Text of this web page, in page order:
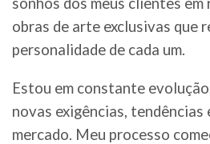
obras de arte exclusivas que
personalidade de cada um.
Estou em constante
novas exigências,
mercado. Meu processo